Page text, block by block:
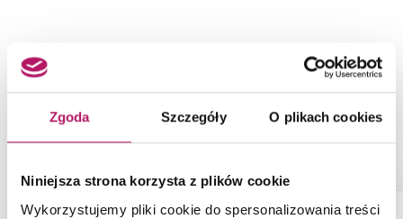
Zgoda Szczegóły O plikach cookies
Niniejsza strona korzysta z plików cookie
Wykorzystujemy pliki cookie do spersonalizowania treści
NASZE PROPOZYCJE ZAMIAST
PRODUKTU OPOCZNO GLASS
TURQUOISE BORDER NEW OD660-
020
-7%